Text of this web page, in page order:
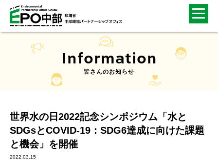
Information
皆さんのお知らせ
世界水の日2022記念シンポジウム「水と
SDGsとCOVID-19：SDG6達成に向けた課題
と機会」を開催
2022.03.15